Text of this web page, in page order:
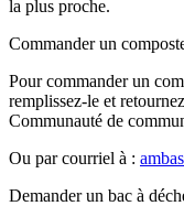
la plus proche.
Commander un
Pour commander un
remplissez-le et
Communauté de
Ou par courriel à :
Demander un bac à